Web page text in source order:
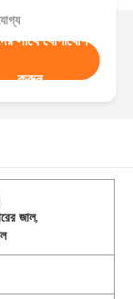
সাথে যোগাযোগ
করুন
জাল,